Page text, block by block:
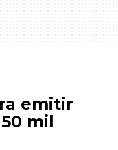
emitir
mil